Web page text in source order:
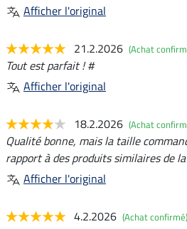
Afficher l'original
21.2.2026 (Achat
Tout est parfait ! #
Afficher l'original
18.2.2026 (Achat
Qualité bonne, mais la taille
rapport à des produits similaires de
Afficher l'original
4.2.2026 (Achat confirmé)